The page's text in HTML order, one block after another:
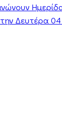
Δευτέρα